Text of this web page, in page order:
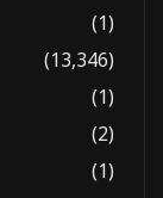
(1)
(13,346)
(1)
(2)
(1)